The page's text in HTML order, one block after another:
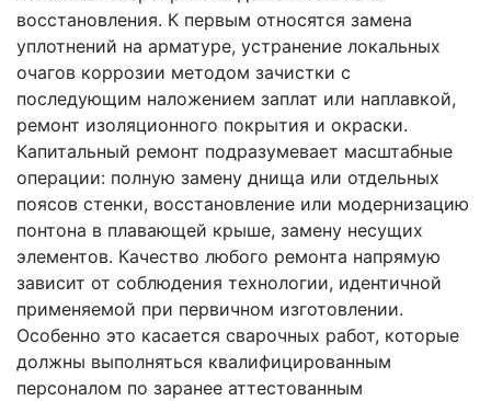
восстановления. К первым относятся замена
уплотнений на арматуре, устранение локальных
очагов коррозии методом зачистки с
последующим наложением заплат или наплавкой,
ремонт изоляционного покрытия и окраски.
Капитальный ремонт подразумевает масштабные
операции: полную замену днища или отдельных
поясов стенки, восстановление или модернизацию
понтона в плавающей крыше, замену несущих
элементов. Качество любого ремонта напрямую
зависит от соблюдения технологии, идентичной
применяемой при первичном изготовлении.
Особенно это касается сварочных работ, которые
должны выполняться квалифицированным
персоналом по заранее аттестованным